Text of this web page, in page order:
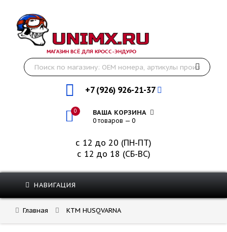
МАГАЗИН ВСЁ ДЛЯ КРОСС-ЭНДУРО
+7 (926) 926-21-37
0 ВАША КОРЗИНА
0 товаров — 0
с 12 до 20 (ПН-ПТ)
с 12 до 18 (СБ-ВС)
НАВИГАЦИЯ
Главная KTM HUSQVARNA